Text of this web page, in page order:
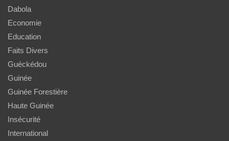
Dabola
Economie
Education
Faits Divers
Guéckédou
Guinée
Guinée Forestière
Haute Guinée
Insécurité
International